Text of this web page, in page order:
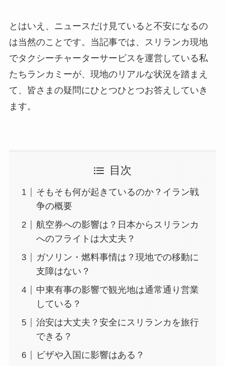
とはいえ、ニュースだけ見ていると不安になるの
は当然のことです。当記事では、スリランカ現地
でタクシーチャーターサービスを運営している私
たちランカミーが、現地のリアルな状況を踏まえ
て、皆さまの疑問にひとつひとつお答えしていき
ます。
目次
そもそも何が起きているのか？イラン戦
争の概要
航空券への影響は？日本からスリランカ
へのフライトは大丈夫？
ガソリン・燃料事情は？現地での移動に
支障はない？
中東有事の影響で観光地は通常通り営業
している？
治安は大丈夫？安全にスリランカを旅行
できる？
ビザや入国に影響はある？